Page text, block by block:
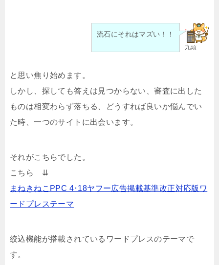
九頭
流石にそれはマズい！！
と思い焦り始めます。
しかし、探しても答えは見つからない、審査に出した
ものは相変わらず落ちる、どうすれば良いか悩んでい
た時、一つのサイトに出会います。
それがこちらでした。
こちら ⇊
まねきねこPPC 4･18ヤフー広告掲載基準改正対応版ワ
ードプレステーマ
絞込機能が搭載されているワードプレスのテーマで
す。